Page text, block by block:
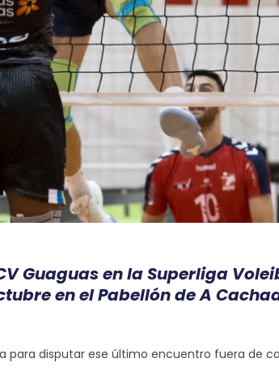
Guaguas en la Superliga
en el Pabellón de A
para disputar ese último encuentro fuera de